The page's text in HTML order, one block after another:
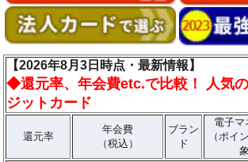
【2026年8月3日時点・最新情報】
◆還元率、年会費etc.で比較！ 人気
ジットカード
還元率
年会費
（税込）
ブラン
ド
電子マ
（ポイ